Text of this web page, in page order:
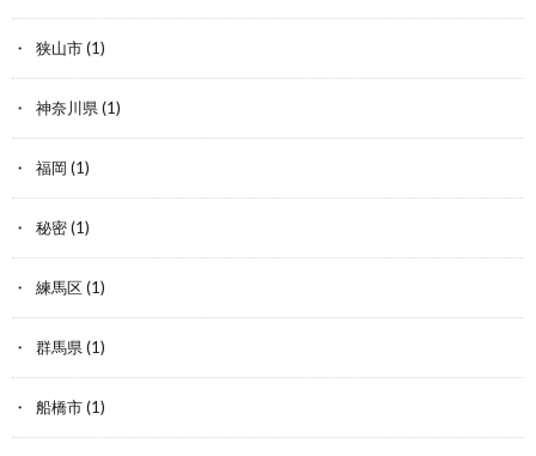
狭山市(1)
神奈川県(1)
福岡 (1)
秘密(1)
練馬区(1)
群馬県(1)
船橋市(1)